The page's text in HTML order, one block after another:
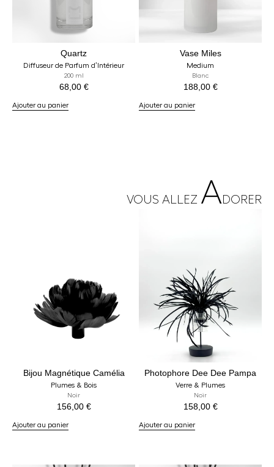
Quartz
Diffuseur de Parfum d’Intérieur
200 ml
68,00 €
Ajouter au panier
Vase Miles
Medium
Blanc
188,00 €
Ajouter au panier
VOUS ALLEZ ADORER
Bijou Magnétique Camélia
Plumes & Bois
Noir
156,00 €
Ajouter au panier
Photophore Dee Dee Pampa
Verre & Plumes
Noir
158,00 €
Ajouter au panier